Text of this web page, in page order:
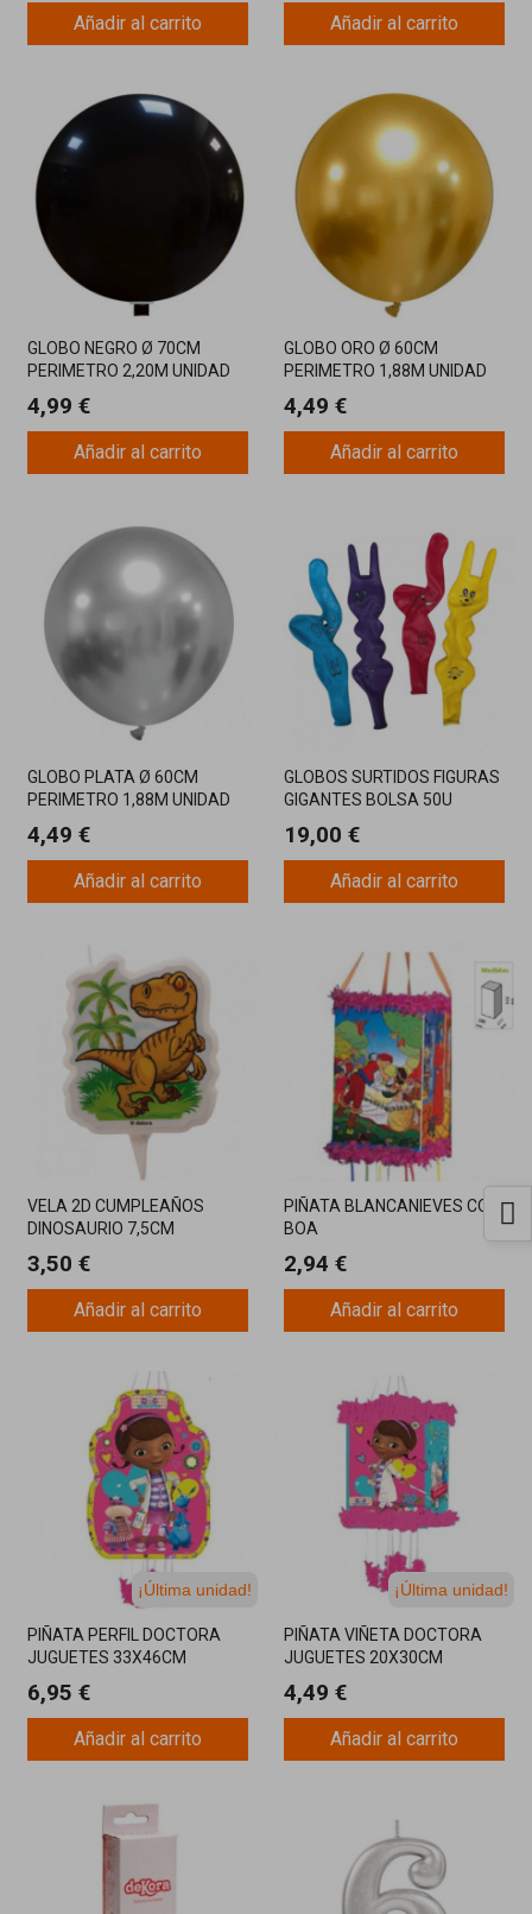
Añadir al carrito Añadir al carrito
GLOBO NEGRO Ø 70CM
PERIMETRO 2,20M UNIDAD
4,99 €
Añadir al carrito
GLOBO ORO Ø 60CM
PERIMETRO 1,88M UNIDAD
4,49 €
Añadir al carrito
GLOBO PLATA Ø 60CM
PERIMETRO 1,88M UNIDAD
4,49 €
Añadir al carrito
GLOBOS SURTIDOS FIGURAS
GIGANTES BOLSA 50U
19,00 €
Añadir al carrito
VELA 2D CUMPLEAÑOS
DINOSAURIO 7,5CM
3,50 €
Añadir al carrito
PIÑATA BLANCANIEVES CON
BOA
2,94 €
Añadir al carrito
¡Última unidad!
PIÑATA PERFIL DOCTORA
JUGUETES 33X46CM
6,95 €
Añadir al carrito
¡Última unidad!
PIÑATA VIÑETA DOCTORA
JUGUETES 20X30CM
4,49 €
Añadir al carrito